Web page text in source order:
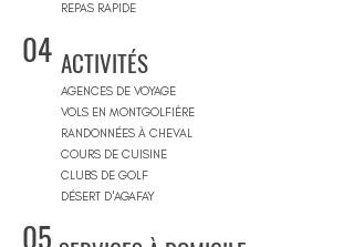
REPAS RAPIDE
04 ACTIVITÉS
AGENCES DE VOYAGE
VOLS EN MONTGOLFIÈRE
RANDONNÉES À CHEVAL
COURS DE CUISINE
CLUBS DE GOLF
DÉSERT D'AGAFAY
05